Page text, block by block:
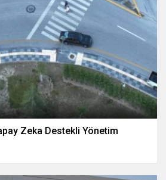
Zeka Destekli Yönetim